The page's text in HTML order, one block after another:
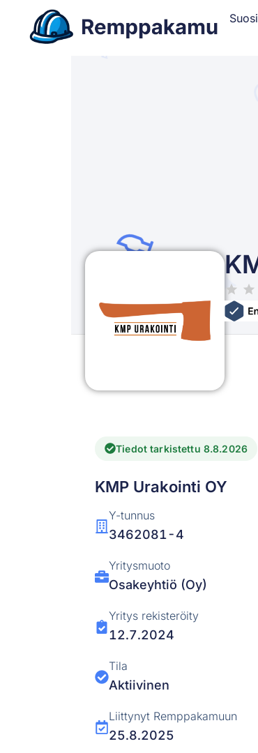
Tiedot tarkistettu 8.8.2026
KMP Urakointi OY
Y-tunnus
3462081-4
Yritysmuoto
Osakeyhtiö (Oy)
Yritys rekisteröity
12.7.2024
Tila
Aktiivinen
Liittynyt Remppakamuun
25.8.2025